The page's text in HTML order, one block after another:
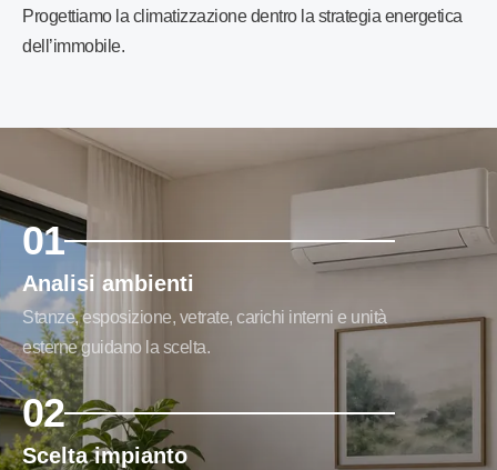
Progettiamo la climatizzazione dentro la strategia energetica
dell’immobile.
01
Analisi ambienti
Stanze, esposizione, vetrate, carichi interni e unità
esterne guidano la scelta.
02
Scelta impianto